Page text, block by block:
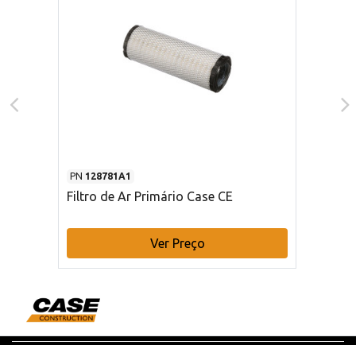
PN 128781A1
Filtro de Ar Primário Case CE
Ver Preço